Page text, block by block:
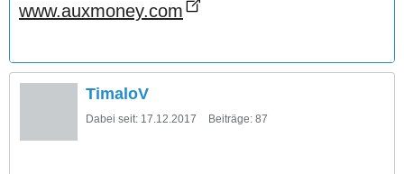
www.auxmoney.com
TimaloV
Dabei seit: 17.12.2017 Beiträge: 87